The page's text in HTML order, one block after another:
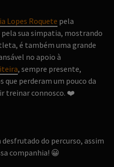
Lopes Roquete pela
sua simpatia, mostrando
é também uma grande
no apoio à
, sempre presente,
que perderam um pouco da
treinar connosco. ❤️
do percurso, assim
companhia! 😀